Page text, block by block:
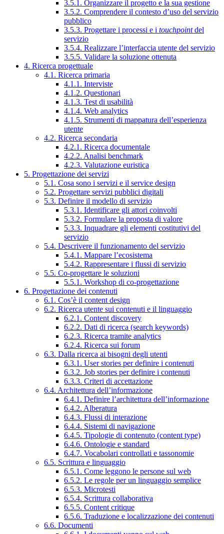
3.5.1. Organizzare il progetto e la sua gestione
3.5.2. Comprendere il contesto d’uso del servizio
pubblico
3.5.3. Progettare i processi e i touchpointdel
servizio
3.5.4. Realizzare l’interfaccia utente del servizio
3.5.5. Validare la soluzione ottenuta
4. Ricerca progettuale
4.1. Ricerca primaria
4.1.1. Interviste
4.1.2. Questionari
4.1.3. Test di usabilità
4.1.4. Web analytics
4.1.5. Strumenti di mappatura dell’esperienza
utente
4.2. Ricerca secondaria
4.2.1. Ricerca documentale
4.2.2. Analisi benchmark
4.2.3. Valutazione euristica
5. Progettazione dei servizi
5.1. Cosa sono i servizi e il service design
5.2. Progettare servizi pubblici digitali
5.3. Definire il modello di servizio
5.3.1. Identificare gli attori coinvolti
5.3.2. Formulare la proposta di valore
5.3.3. Inquadrare gli elementi costitutivi del
servizio
5.4. Descrivere il funzionamento del servizio
5.4.1. Mappare l’ecosistema
5.4.2. Rappresentare i flussi di servizio
5.5. Co-progettare le soluzioni
5.5.1. Workshop di co-progettazione
6. Progettazione dei contenuti
6.1. Cos’è il content design
6.2. Ricerca utente sui contenuti e il linguaggio
6.2.1. Content discovery
6.2.2. Dati di ricerca (search keywords)
6.2.3. Ricerca tramite analytics
6.2.4. Ricerca sui forum
6.3. Dalla ricerca ai bisogni degli utenti
6.3.1. User stories per definire i contenuti
6.3.2. Job stories per definire i contenuti
6.3.3. Criteri di accettazione
6.4. Architettura dell’informazione
6.4.1. Definire l’architettura dell’informazione
6.4.2. Alberatura
6.4.3. Flussi di interazione
6.4.4. Sistemi di navigazione
6.4.5. Tipologie di contenuto (content type)
6.4.6. Ontologie e standard
6.4.7. Vocabolari controllati e tassonomie
6.5. Scrittura e linguaggio
6.5.1. Come leggono le persone sul web
6.5.2. Le regole per un linguaggio semplice
6.5.3. Microtesti
6.5.4. Scrittura collaborativa
6.5.5. Content critique
6.5.6. Traduzione e localizzazione dei contenuti
6.6. Documenti